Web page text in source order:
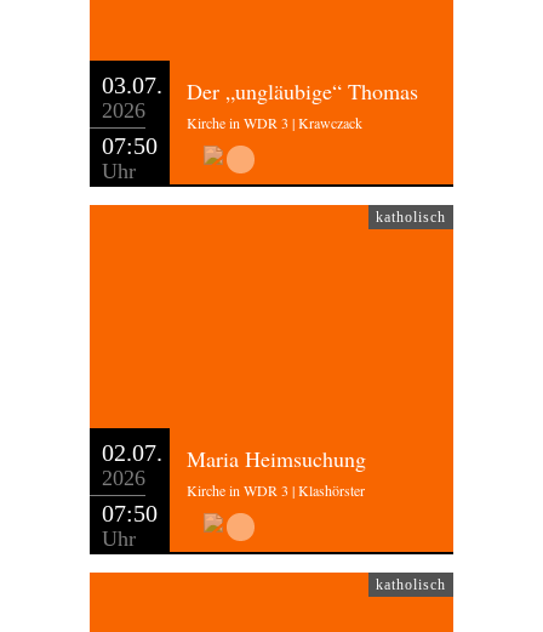
03.07.
2026
07:50
Uhr
Der „ungläubige“ Thomas
Kirche in WDR 3 | Krawczack
katholisch
02.07.
2026
07:50
Uhr
Maria Heimsuchung
Kirche in WDR 3 | Klashörster
katholisch